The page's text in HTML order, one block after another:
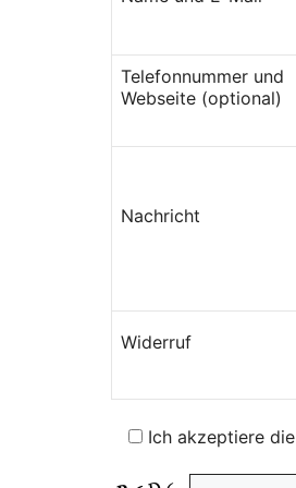
Telefonnummer und
Webseite (optional)
Nachricht
Widerruf
Ich akzeptiere die